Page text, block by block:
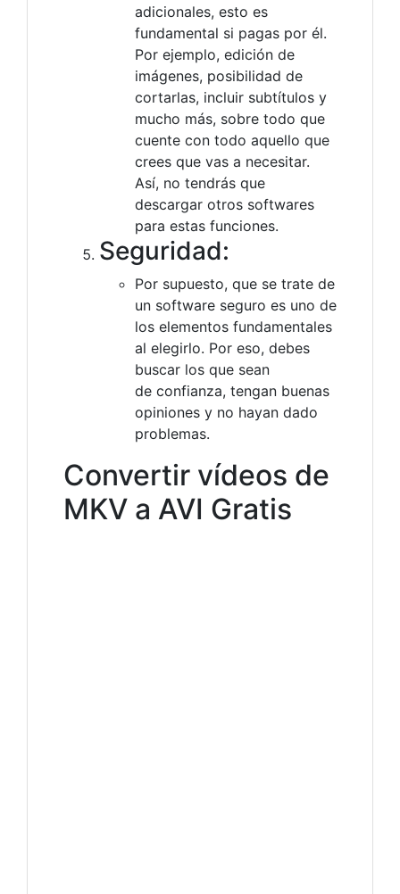
adicionales, esto es
fundamental si pagas por él.
Por ejemplo, edición de
imágenes, posibilidad de
cortarlas, incluir subtítulos y
mucho más, sobre todo que
cuente con todo aquello que
crees que vas a necesitar.
Así, no tendrás que
descargar otros softwares
para estas funciones.
Seguridad:
Por supuesto, que se trate de
un software seguro es uno de
los elementos fundamentales
al elegirlo. Por eso, debes
buscar los que sean
de confianza, tengan buenas
opiniones y no hayan dado
problemas.
Convertir vídeos de
MKV a AVI Gratis